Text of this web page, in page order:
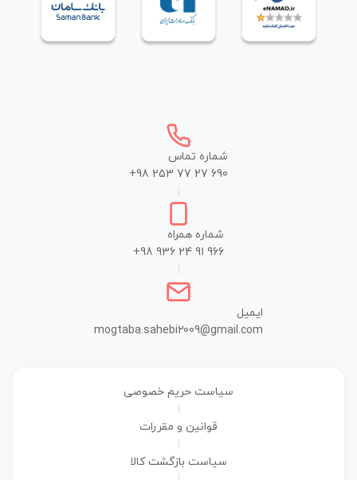
شماره تماس
+98 253 77 27 690
شماره همراه
+98 936 24 91 966
ایمیل
mogtaba.sahebi2009@gmail.com
سیاست حریم خصوصی
قوانین و مقررات
سیاست بازگشت کالا